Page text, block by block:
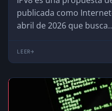
publicada como
abril de 2026 que
LEER